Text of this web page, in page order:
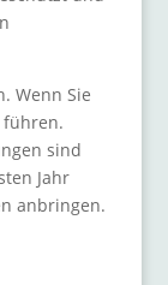
Wenn Sie
führen.
sind
Jahr
anbringen.